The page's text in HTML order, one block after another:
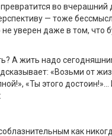
превратится во вчерашний
— тоже
не уверен даже в том, что
А жить надо
«Возьми от
«Ты этого достоин!»…
как